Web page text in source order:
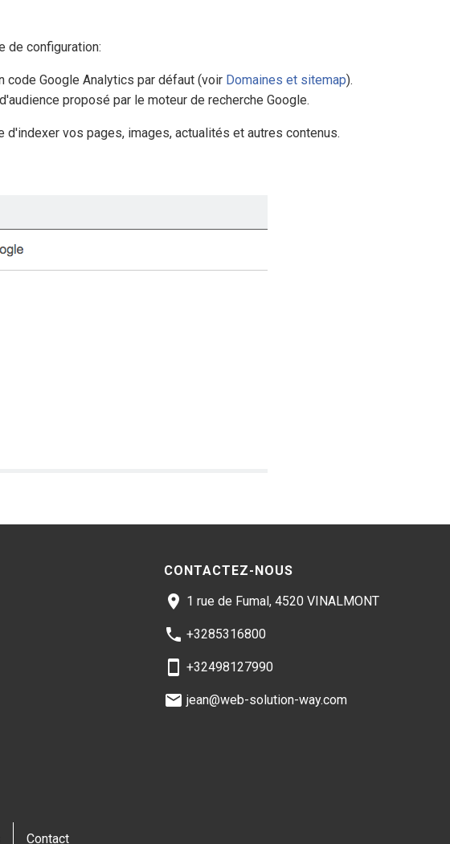
de configuration:
Google Analytics par défaut (voir Domaines et sitemap).
proposé par le moteur de recherche Google.
vos pages, images, actualités et autres contenus.
CONTACTEZ-NOUS
1 rue de Fumal, 4520 VINALMONT
+3285316800
+32498127990
jean@web-solution-way.com
Contact